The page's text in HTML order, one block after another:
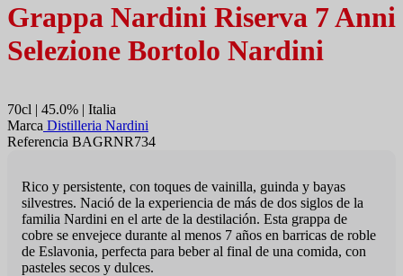
Grappa Nardini Riserva 7 Anni
Selezione Bortolo Nardini
70cl | 45.0% | Italia
Marca Distilleria Nardini
Referencia BAGRNR734
Rico y persistente, con toques de vainilla, guinda y bayas
silvestres. Nació de la experiencia de más de dos siglos de la
familia Nardini en el arte de la destilación. Esta grappa de
cobre se envejece durante al menos 7 años en barricas de roble
de Eslavonia, perfecta para beber al final de una comida, con
pasteles secos y dulces.